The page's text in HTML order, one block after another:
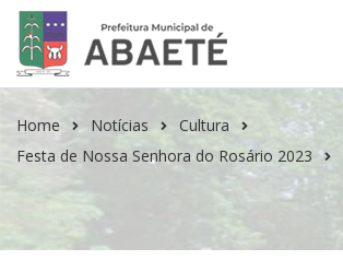
Home Notícias
Cultura
Festa de Nossa Senhora do Rosário 2023